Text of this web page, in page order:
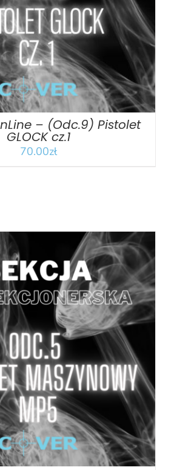
– (Odc.9) Pistolet
GLOCK cz.1
70.00zł
KOSZYKA / SZCZEGÓŁY